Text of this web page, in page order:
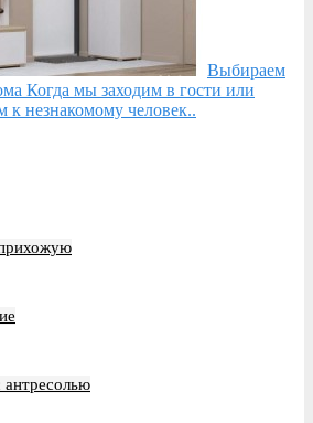
Выбираем
Когда мы заходим в гости или
к незнакомому человек..